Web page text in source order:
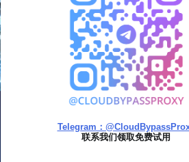
Telegram：
联系我们领取免费试用